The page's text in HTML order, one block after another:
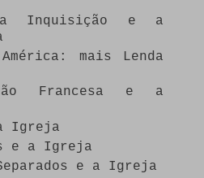
a Inquisição e a
mais Lenda
Francesa e a
Igreja
e a Igreja
e a Igreja